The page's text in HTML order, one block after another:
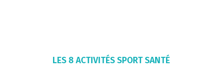
LES 8 ACTIVITÉS SPORT SANTÉ